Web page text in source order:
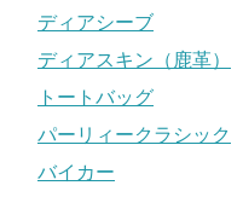
ディアシーブ
ディアスキン（鹿革）
トートバッグ
パーリィークラシック
バイカー